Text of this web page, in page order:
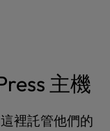
主機
裡託管他們的